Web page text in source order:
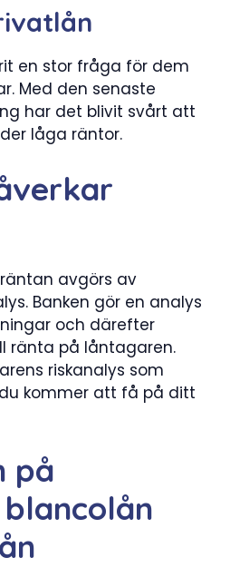
en stor fråga för dem
Med den senaste
har det blivit svårt att
låga räntor.
avgörs av
Banken gör en analys
och därefter
ränta på låntagaren.
riskanalys som
kommer att få på ditt
på